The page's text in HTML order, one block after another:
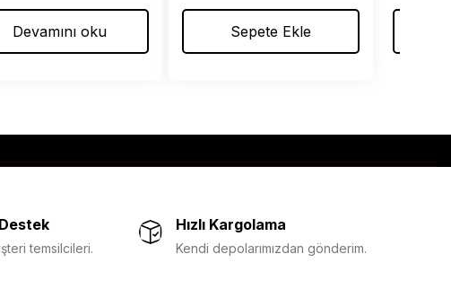
Devamını oku Sepete Ekle
temsilcileri.
Hızlı Kargolama
Kendi depolarımızdan gönderim.